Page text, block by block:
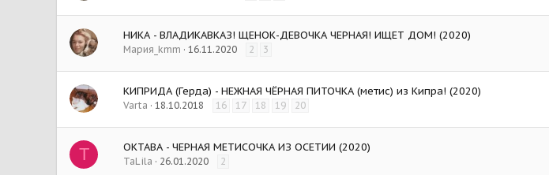
НИКА - ВЛАДИКАВКАЗ! ЩЕНОК-ДЕВОЧКА ЧЕРНАЯ! ИЩЕТ ДОМ! (2020)
Мария_kmm 16.11.2020 2 3
КИПРИДА (Герда) - НЕЖНАЯ ЧЁРНАЯ ПИТОЧКА (метис) из Кипра! (2020)
Varta 18.10.2018 16 17 18 19 20
T ОКТАВА - ЧЕРНАЯ МЕТИСОЧКА ИЗ ОСЕТИИ (2020)
TaLila 26.01.2020 2